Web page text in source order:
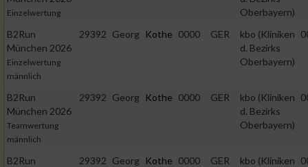
Einzelwertung
Oberbayern)
B2Run
München 2026
Einzelwertung
männlich
29392 Georg Kothe 0000 GER
kbo (Kliniken
d. Bezirks
Oberbayern)
B2Run
München 2026
Teamwertung
männlich
29392 Georg Kothe 0000 GER
kbo (Kliniken
d. Bezirks
Oberbayern)
B2Run
29392 Georg Kothe 0000 GER
kbo (Kliniken